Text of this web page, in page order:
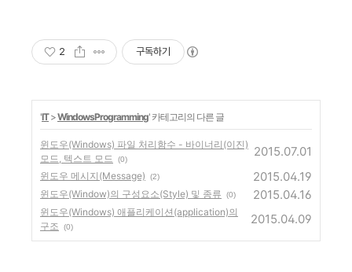
2 구독하기
'IT>WindowsProgramming' 카테고리의 다른 글
윈도우(Windows) 파일 처리함수 - 바이너리(이진)
모드, 텍스트 모드
(0)
2015.07.01
윈도우 메시지(Message) (2) 2015.04.19
윈도우(Window)의 구성요소(Style) 및 종류 (0) 2015.04.16
윈도우(Windows) 애플리케이션(application)의
구조
(0)
2015.04.09